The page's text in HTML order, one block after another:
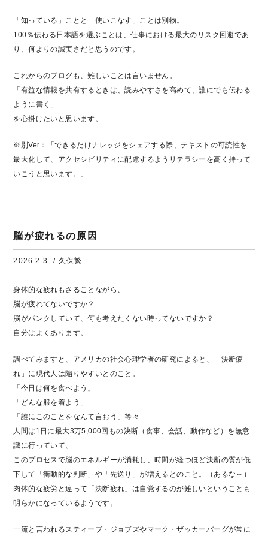
「知っている」ことと「使いこなす」ことは別物。
100％伝わる日本語を選ぶことは、仕事における最大のリスク回避であ
り、何よりの誠実さだと思うのです。
これからのブログも、難しいことは言いません。
「有益な情報を共有するときは、読みやすさを高めて、誰にでも伝わる
ように書く」
を心掛けたいと思います。
※別Ver：「できるだけナレッジをシェアする際、テキストの可読性を
最大化して、アクセシビリティに配慮するようリテラシーを高く持って
いこうと思います。」
脳が疲れるの原因
2026.2.3 / 久保繁
身体的な疲れもさることながら、
脳が疲れてないですか？
脳がパンクしていて、何も考えたくない時ってないですか？
自分はよくあります。
調べてみますと、アメリカの社会心理学者の研究によると、「決断疲
れ」に現代人は陥りやすいとのこと。
「今日は何を食べよう」
「どんな服を着よう」
「誰にこのことをなんて言おう」等々
人間は1日に最大3万5,000回もの決断（食事、会話、動作など）を無意
識に行っていて、
このプロセスで脳のエネルギーが消耗し、時間が経つほど決断の質が低
下して「衝動的な判断」や「先送り」が増えるとのこと。（あるな～）
肉体的な疲労と違って「決断疲れ」は自覚するのが難しいということも
明らかになっているようです。
一流と言われるスティーブ・ジョブズやマーク・ザッカーバーグが常に